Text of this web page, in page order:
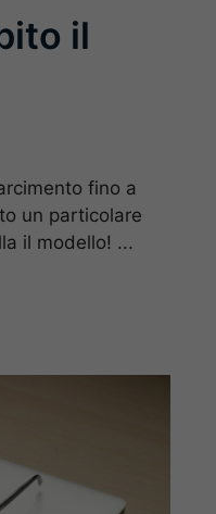
il
fino a
un particolare
il modello! ...